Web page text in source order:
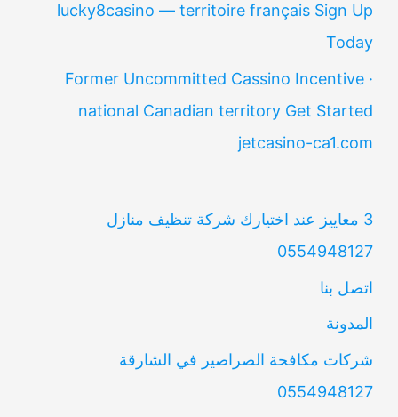
lucky8casino — territoire français Sign Up
Today
Former Uncommitted Cassino Incentive ·
national Canadian territory Get Started
jetcasino-ca1.com
3 معاييز عند اختيارك شركة تنظيف منازل
0554948127
اتصل بنا
المدونة
شركات مكافحة الصراصير في الشارقة
0554948127